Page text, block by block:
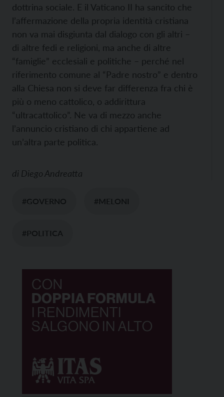
dottrina sociale. E il Vaticano II ha sancito che
l’affermazione della propria identità cristiana
non va mai disgiunta dal dialogo con gli altri –
di altre fedi e religioni, ma anche di altre
“famiglie” ecclesiali e politiche – perché nel
riferimento comune al “Padre nostro” e dentro
alla Chiesa non si deve far differenza fra chi è
più o meno cattolico, o addirittura
“ultracattolico”. Ne va di mezzo anche
l’annuncio cristiano di chi appartiene ad
un’altra parte politica.
di Diego Andreatta
#GOVERNO #MELONI
#POLITICA